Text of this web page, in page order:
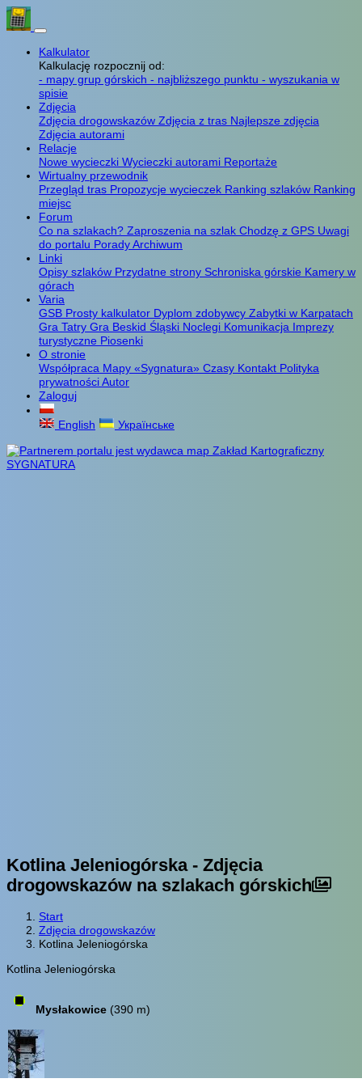
Kalkulator
Kalkulację rozpocznij od:
- mapy grup górskich - najbliższego punktu - wyszukania w
spisie
Zdjęcia
Zdjęcia drogowskazów Zdjęcia z tras Najlepsze zdjęcia
Zdjęcia autorami
Relacje
Nowe wycieczki Wycieczki autorami Reportaże
Wirtualny przewodnik
Przegląd tras Propozycje wycieczek Ranking szlaków Ranking
miejsc
Forum
Co na szlakach? Zaproszenia na szlak Chodzę z GPS Uwagi
do portalu PoradyArchiwum
Linki
Opisy szlaków Przydatne strony Schroniska górskie Kamery w
górach
Varia
GSB Prosty kalkulator Dyplom zdobywcy Zabytki w Karpatach
Gra Tatry Gra Beskid Śląski Noclegi Komunikacja Imprezy
turystyczne Piosenki
O stronie
Współpraca Mapy «Sygnatura» Czasy Kontakt Polityka
prywatnościAutor
Zaloguj
English Українське
Kotlina Jeleniogórska - Zdjęcia
drogowskazów na szlakach górskich
Start
Zdjęcia drogowskazów
Kotlina Jeleniogórska
Kotlina Jeleniogórska
Mysłakowice (390 m)